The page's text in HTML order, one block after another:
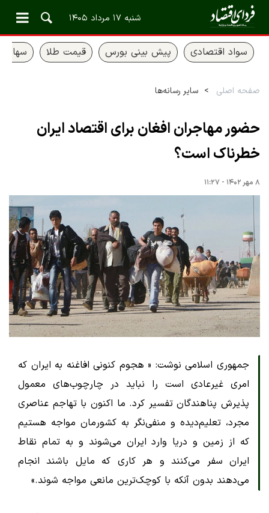
شنبه ۱۷ مرداد ۱۴۰۵
سواد اقتصادی پیش بینی بورس قیمت طلا سهام
صفحه اصلی سایر رسانه‌ها
حضور مهاجران افغان برای اقتصاد ایران
خطرناک است؟
۸ مهر ۱۴۰۲ - ۱۱:۲۷
جمهوری اسلامی نوشت: « هجوم کنونی افاغنه به ایران که
امری غیرعادی است را نباید در چارچوب‌های معمول
پذیرش پناهندگان تفسیر کرد. ما اکنون با تهاجم عناصری
مجرد، تعلیم‌دیده و منفی‌نگر به کشورمان مواجه هستیم
که از زمین و دریا وارد ایران می‌شوند و به تمام نقاط
ایران سفر می‌کنند و هر کاری که مایل باشند انجام
می‌دهند بدون آنکه با کوچک‌ترین مانعی مواجه شوند.»